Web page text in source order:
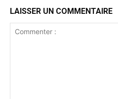
LAISSER UN COMMENTAIRE